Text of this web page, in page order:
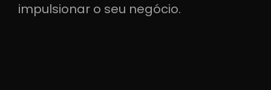
impulsionar o seu negócio.